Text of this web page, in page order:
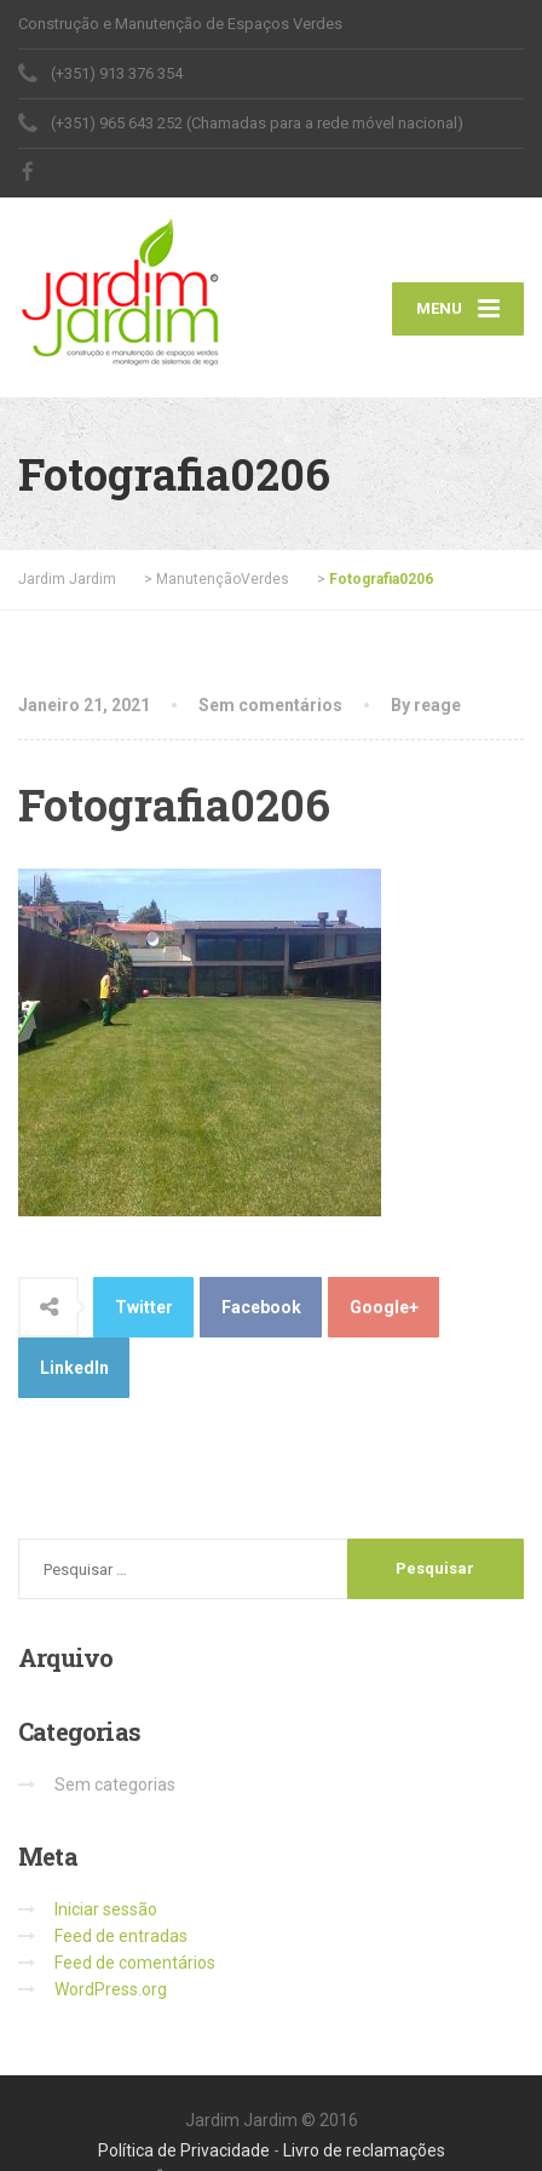
Construção e Manutenção de Espaços Verdes
(+351) 913 376 354
(+351) 965 643 252 (Chamadas para a rede móvel nacional)
MENU
Fotografia0206
Jardim Jardim > ManutençãoVerdes > Fotografia0206
Janeiro 21, 2021 Sem comentários By reage
Fotografia0206
Twitter Facebook Google+
LinkedIn
Arquivo
Categorias
Sem categorias
Meta
Iniciar sessão
Feed de entradas
Feed de comentários
WordPress.org
Jardim Jardim © 2016
Política de Privacidade - Livro de reclamações